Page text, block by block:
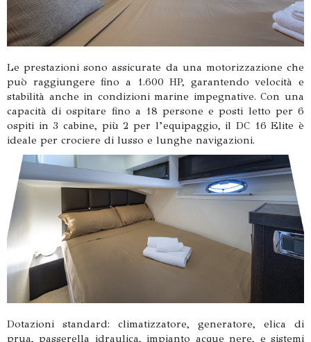
Le prestazioni sono assicurate da una motorizzazione che
può raggiungere fino a 1.600 HP, garantendo velocità e
stabilità anche in condizioni marine impegnative. Con una
capacità di ospitare fino a 18 persone e posti letto per 6
ospiti in 3 cabine, più 2 per l’equipaggio, il DC 16 Elite è
ideale per crociere di lusso e lunghe navigazioni.
Dotazioni standard: climatizzatore, generatore, elica di
prua, passerella idraulica, impianto acque nere, e sistemi